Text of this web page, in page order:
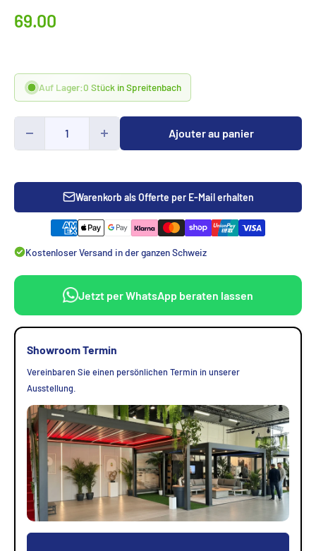
Prix
69.00
Auf Lager:0 Stück in Spreitenbach
Ajouter au panier
Warenkorb als Offerte per E-Mail erhalten
Kostenloser Versand in der ganzen Schweiz
Jetzt per WhatsApp beraten lassen
Showroom Termin
Vereinbaren Sie einen persönlichen Termin in unserer
Ausstellung.